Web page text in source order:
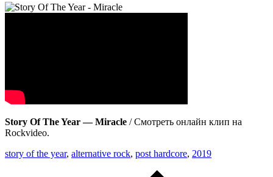
Story Of The Year — Miracle / Смотреть онлайн клип на
Rockvideo.
story of the year, alternative rock, post hardcore, 2019